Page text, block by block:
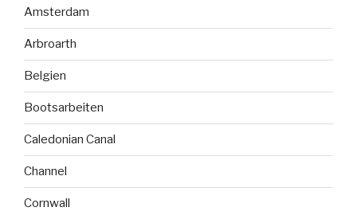
Amsterdam
Arbroarth
Belgien
Bootsarbeiten
Caledonian Canal
Channel
Cornwall